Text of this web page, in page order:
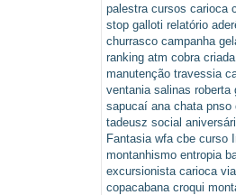
palestra cursos carioca
stop galloti relatório
churrasco campanha
ranking atm cobra criada
manutenção travessia
ventania salinas roberta
sapucaí ana chata pnso
tadeusz social
Fantasia wfa cbe curso
montanhismo entropia
excursionista carioca
copacabana croqui